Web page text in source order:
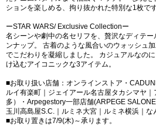
ションを楽しめる、拘り抜かれた特別な1枚です
ーSTAR WARS/ Exclusive Collectionー
名シーンや劇中の名セリフを、贅沢なディテ
ンナップ。 古着のような風合いのウォッシュ
でこだわりを凝縮しました。 カジュアルなの
け込むアイコニックな3アイテム。
■お取り扱い店舗：オンラインストア・
ルイ有楽町｜ジェイアール名古屋タカシマヤ
多）・Arpegestory一部店舗(ARPEGE
玉川高島屋S.C.｜ルミネ大宮｜ルミネ横浜｜な
■お取り置きは7/9(木)～承ります。